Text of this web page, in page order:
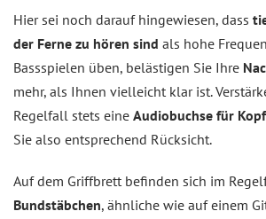
Hier sei noch darauf hingewiesen, dass
der Ferne zu hören sind als hohe
Bassspielen üben, belästigen Sie Ihre
mehr, als Ihnen vielleicht klar ist.
Regelfall stets eine Audiobuchse für
Sie also entsprechend Rücksicht.
Auf dem Griffbrett befinden sich im
Bundstäbchen, ähnliche wie auf einem